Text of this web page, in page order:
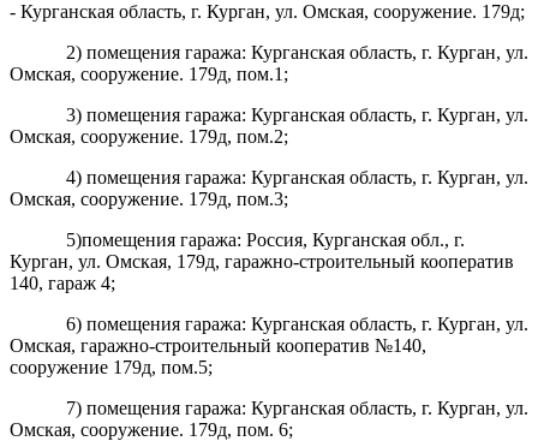
- Курганская область, г. Курган, ул. Омская, сооружение. 179д;
2) помещения гаража: Курганская область, г. Курган, ул.
Омская, сооружение. 179д, пом.1;
3) помещения гаража: Курганская область, г. Курган, ул.
Омская, сооружение. 179д, пом.2;
4) помещения гаража: Курганская область, г. Курган, ул.
Омская, сооружение. 179д, пом.3;
5)помещения гаража: Россия, Курганская обл., г.
Курган, ул. Омская, 179д, гаражно-строительный кооператив
140, гараж 4;
6) помещения гаража: Курганская область, г. Курган, ул.
Омская, гаражно-строительный кооператив №140,
сооружение 179д, пом.5;
7) помещения гаража: Курганская область, г. Курган, ул.
Омская, сооружение. 179д, пом. 6;